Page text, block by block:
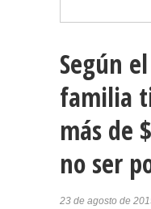
Según
familia
más de
no ser
23 de agosto de